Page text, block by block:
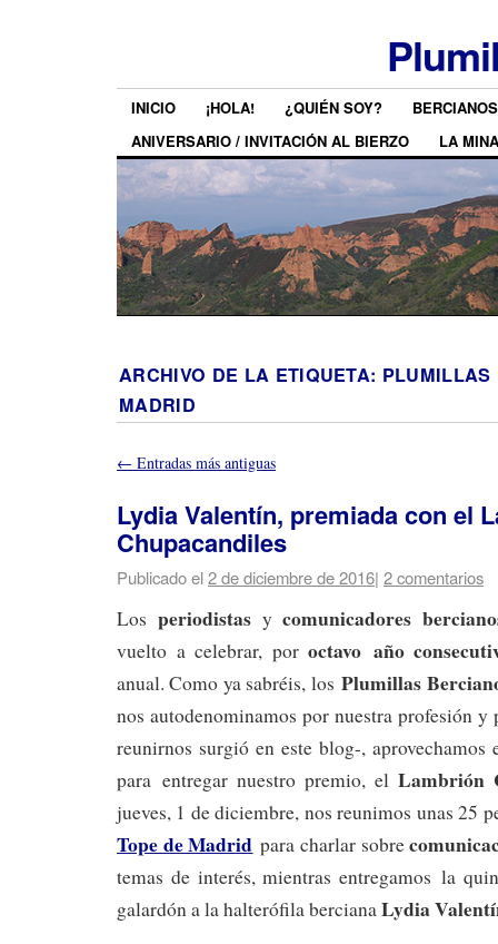
INICIO ¡HOLA! ¿QUIÉN SOY?
ANIVERSARIO / INVITACIÓN AL BIERZO
LA MINA
ARCHIVO DE LA ETIQUETA: PLUMILLAS
MADRID
← Entradas más antiguas
Lydia Valentín, premiada con el
Chupacandiles
Publicado el2 de diciembre de 2016| 2 comentarios
Los periodistasycomunicadores
vuelto a celebrar, poroctavo año
anual. Como ya sabréis, losPlumillas
nos autodenominamos por nuestra profesión
reunirnos surgió en este blog-, aprovechamos
para entregar nuestro premio, el Lambrión
jueves, 1 de diciembre, nos reunimos unas 25
Tope de Madrid para charlar sobre
temas de interés, mientras entregamos la
galardón a la halterófila bercianaLydia